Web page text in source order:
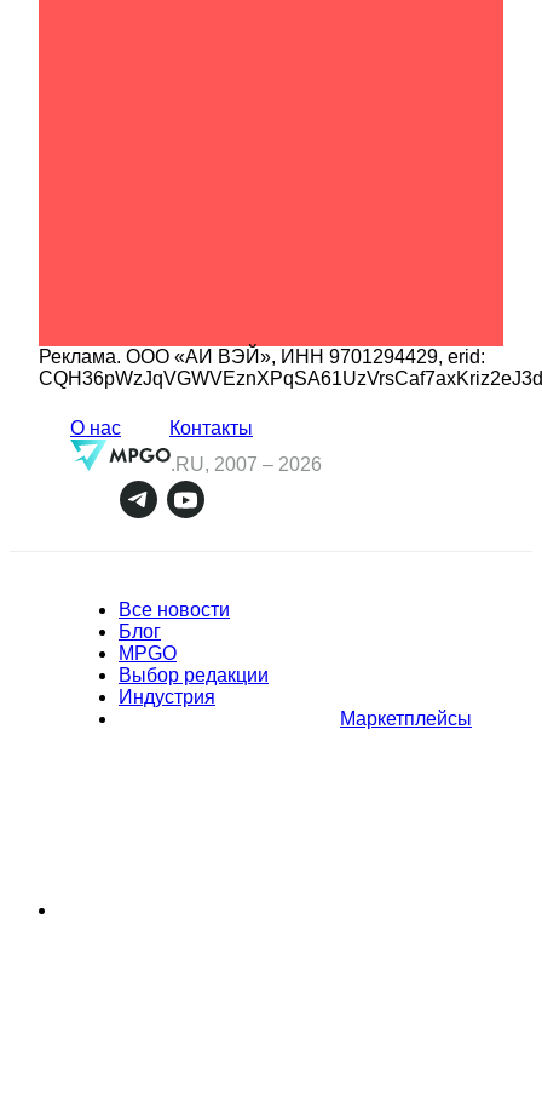
Реклама. ООО «АИ ВЭЙ», ИНН 9701294429, erid:
О нас
Контакты
.RU, 2007 – 2026
Все новости
Блог
MPGO
Выбор редакции
Индустрия
Маркетплейсы